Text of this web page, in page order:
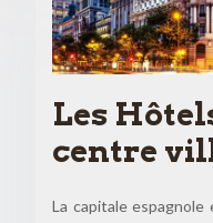
Les
centre
La capitale